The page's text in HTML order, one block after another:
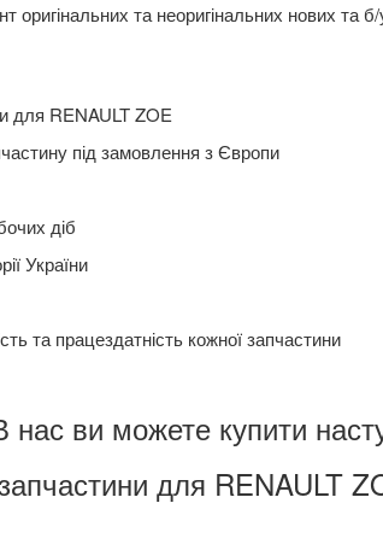
оригінальних та неоригінальних нових та
для RENAULT ZOE
під замовлення з Європи
діб
України
та працездатність кожної запчастини
нас ви можете купити
для RENAULT